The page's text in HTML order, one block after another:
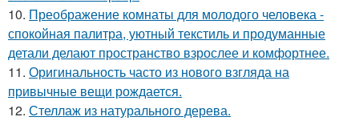
10. Преображение комнаты для молодого человека -
спокойная палитра, уютный текстиль и продуманные
детали делают пространство взрослее и комфортнее.
11. Оригинальность часто из нового взгляда на
привычные вещи рождается.
12. Стеллаж из натурального дерева.